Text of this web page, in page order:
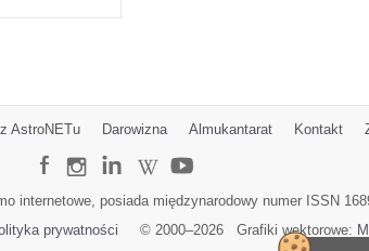
AstroNETu Darowizna Almukantarat Kontakt
internetowe, posiada międzynarodowy numer ISSN
prywatności © 2000–2026 Grafiki wektorowe: